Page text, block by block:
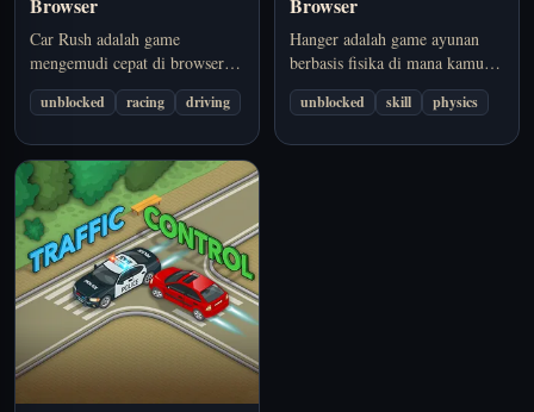
Car Rush adalah game
mengemudi cepat di browser di
mana kamu menghindari lalu
lintas, tetap mengendalikan
mungkin. Main online gratis
tanpa download.
unblocked racing driving
Hanger adalah game ayunan
berbasis fisika di mana kamu
meluncur, mengait, dan
menjaga momentum sampai
unblocked skill physics